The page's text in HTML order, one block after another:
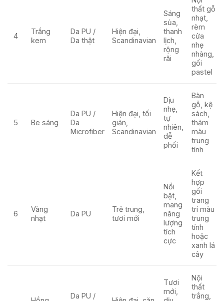
4
Trắng
kem
Da PU /
Da thật
Hiện đại,
Scandinavian
Sáng
sủa,
thanh
lịch,
rộng
rãi
thất gỗ
nhạt,
rèm
cửa
nhẹ
nhàng,
gối
pastel
5 Be sáng
Da PU /
Da
Microfiber
Hiện đại, tối
giản,
Scandinavian
Dịu
nhẹ,
tự
nhiên,
dễ
phối
Bàn
gỗ, kệ
sách,
thảm
màu
trung
tính
6
Vàng
nhạt
Da PU
Trẻ trung,
tươi mới
Nổi
bật,
mang
năng
lượng
tích
cực
Kết
hợp
gối
trang
trí màu
trung
tính
hoặc
xanh lá
cây
Da PU /
Tươi
mới,
Nội
thất
trắng,